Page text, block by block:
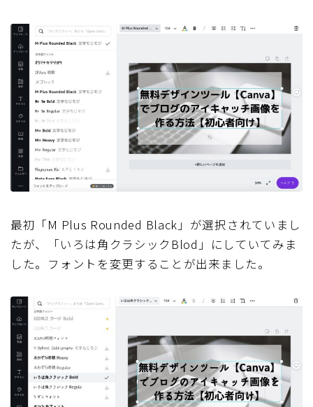
最初「M Plus Rounded Black」が選択されていまし
たが、「いろは角クラシックBlod」にしていてみま
した。フォントを変更することが出来ました。